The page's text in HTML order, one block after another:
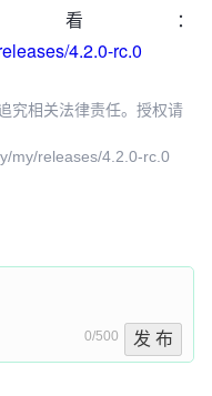
：
4.2.0-rc.0
究相关法律责任。授权请
my/releases/4.2.0-rc.0
0/500 发 布